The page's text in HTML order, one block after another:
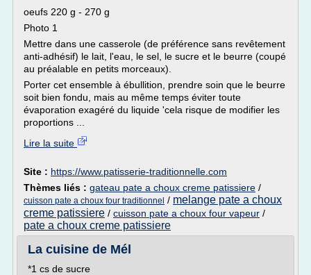
oeufs 220 g - 270 g
Photo 1
Mettre dans une casserole (de préférence sans revêtement
anti-adhésif) le lait, l'eau, le sel, le sucre et le beurre (coupé
au préalable en petits morceaux).
Porter cet ensemble à ébullition, prendre soin que le beurre
soit bien fondu, mais au même temps éviter toute
évaporation exagéré du liquide 'cela risque de modifier les
proportions ...
Lire la suite
Site : https://www.patisserie-traditionnelle.com
Thèmes liés : gateau pate a choux creme patissiere /
cuisson pate a choux four traditionnel / melange pate a choux
creme patissiere / cuisson pate a choux four vapeur /
pate a choux creme patissiere
La cuisine de Mél
*1 cs de sucre